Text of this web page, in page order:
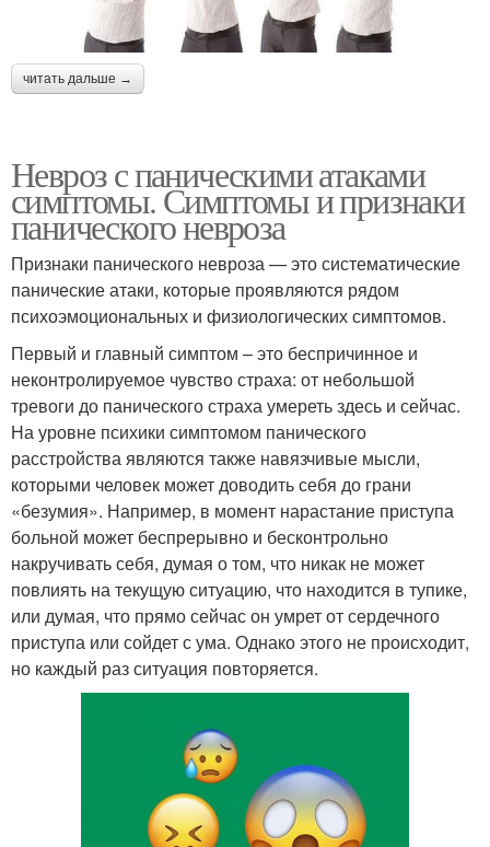
читать дальше →
Невроз с паническими атаками
симптомы. Симптомы и признаки
панического невроза
Признаки панического невроза — это систематические
панические атаки, которые проявляются рядом
психоэмоциональных и физиологических симптомов.
Первый и главный симптом – это беспричинное и
неконтролируемое чувство страха: от небольшой
тревоги до панического страха умереть здесь и сейчас.
На уровне психики симптомом панического
расстройства являются также навязчивые мысли,
которыми человек может доводить себя до грани
«безумия». Например, в момент нарастание приступа
больной может беспрерывно и бесконтрольно
накручивать себя, думая о том, что никак не может
повлиять на текущую ситуацию, что находится в тупике,
или думая, что прямо сейчас он умрет от сердечного
приступа или сойдет с ума. Однако этого не происходит,
но каждый раз ситуация повторяется.